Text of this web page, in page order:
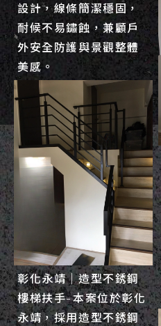
設計，線條簡潔穩固，
耐候不易鏽蝕，兼顧戶
外安全防護與景觀整體
美感。
彰化永靖｜造型不銹鋼
樓梯扶手-本案位於彰化
永靖，採用造型不銹鋼